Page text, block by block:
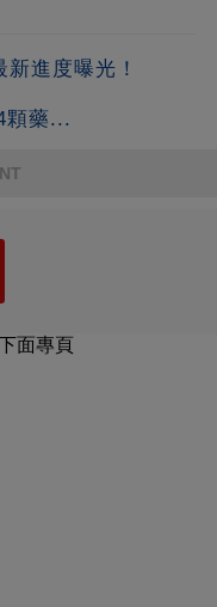
進度曝光！
顆藥...
面專頁